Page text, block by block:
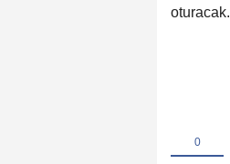
oturacak.